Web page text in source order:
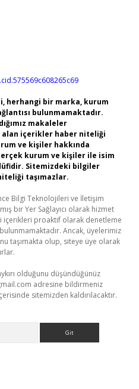
herhangi bir marka, kurum
bulunmamaktadır.
makaleler
alan içerikler haber niteliği
ve kişiler hakkında
kurum ve kişiler ile isim
Sitemizdeki bilgiler
taşımazlar.
Bilgi Teknolojileri ve İletişim
bir Yer Sağlayıcı olarak hizmet
içerikleri proaktif olarak denetleme
Ancak, üyelerimiz
taşımakta olup, siteye üye olarak
olduğunu düşündüğünüz
adresine bildirmeniz
sitemizden kaldırılacaktır.